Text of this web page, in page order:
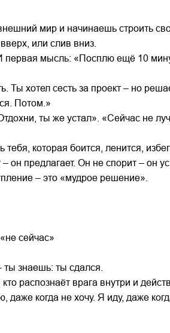
мир и начинаешь строить
или слив вниз.
мысль: «Посплю ещё 10
Ты хотел сесть за проект – но
Потом.»
ты же устал». «Сейчас не
которая боится, ленится,
он предлагает. Он не спорит – он
– это «мудрое решение».
сейчас»
знаешь: ты сдался.
распознаёт врага внутри и
когда не хочу. Я иду, даже